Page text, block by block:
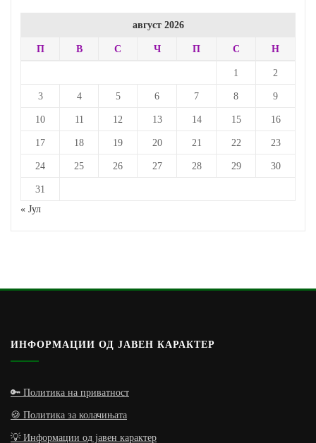
август 2026
П В С Ч П С Н
1 2
3 4 5 6 7 8 9
10 11 12 13 14 15 16
17 18 19 20 21 22 23
24 25 26 27 28 29 30
31
« Јул
ИНФОРМАЦИИ ОД ЈАВЕН КАРАКТЕР
🔑 Политика на приватност
🍪 Политика за колачињата
💡 Информации од јавен карактер